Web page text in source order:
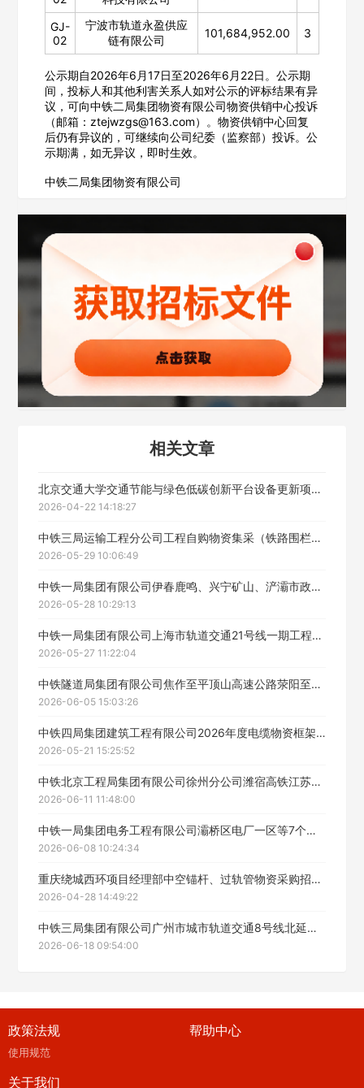
GJ-
02
宁波市轨道永盈供应
链有限公司
101,684,952.00 3
公示期自2026年6月17日至2026年6月22日。公示期
间，投标人和其他利害关系人如对公示的评标结果有异
议，可向中铁二局集团物资有限公司物资供销中心投诉
（邮箱：ztejwzgs@163.com）。物资供销中心回复
后仍有异议的，可继续向公司纪委（监察部）投诉。公
示期满，如无异议，即时生效。
中铁二局集团物资有限公司
相关文章
北京交通大学交通节能与绿色低碳创新平台设备更新项目EPC总承包工程项目经理部物资采购结果公示
2026-04-22 14:18:27
中铁三局运输工程分公司工程自购物资集采（铁路围栏、预制混凝土管）中标候选人公示
2026-05-29 10:06:49
中铁一局集团有限公司伊春鹿鸣、兴宁矿山、浐灞市政等项目自购物资集中招标采购中标候选人公示
2026-05-28 10:29:13
中铁一局集团有限公司上海市轨道交通21号线一期工程轨道施工2标项目自购物资二次招标（商品混凝土）
2026-05-27 11:22:04
中铁隧道局集团有限公司焦作至平顶山高速公路荥阳至新密段新建工程JPXXSG-2标段施工项目主要工程物资（钢材）采购中标候选人公示
2026-06-05 15:03:26
中铁四局集团建筑工程有限公司2026年度电缆物资框架协议采购招标中标候选人公示
2026-05-21 15:25:52
中铁北京工程局集团有限公司徐州分公司潍宿高铁江苏段站前2标项目经理部粉煤灰物资采购招标中标候选人公示
2026-06-11 11:48:00
中铁一局集团电务工程有限公司灞桥区电厂一区等7个老旧小区改造（EPC）项目自购物资招标采购（外墙涂料、防水漆，预拌干混砂浆、保温材料）中标候选人公示
2026-06-08 10:24:34
重庆绕城西环项目经理部中空锚杆、过轨管物资采购招标中标候选人公示
2026-04-28 14:49:22
中铁三局集团有限公司广州市城市轨道交通8号线北延段支线工程集采物资采购(防水材料))中标结果公示
2026-06-18 09:54:00
政策法规
使用规范
帮助中心
关于我们
欢迎入驻供应商 ဆ
公司所在地
请选择省市
经办人
联系方式